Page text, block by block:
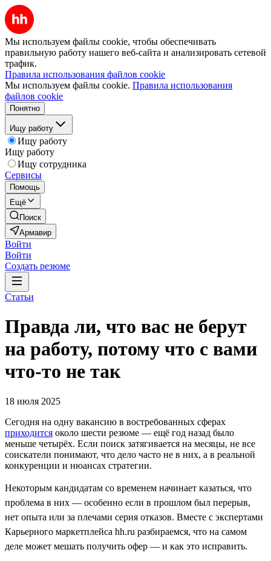
Мы используем файлы cookie, чтобы обеспечивать
правильную работу нашего веб-сайта и анализировать сетевой
трафик.
Правила использования файлов cookie
Мы используем файлы cookie. Правила использования
файлов cookie
Понятно
Ищу работу
Ищу работу
Ищу работу
Ищу сотрудника
Сервисы
Помощь
Ещё
Поиск
Армавир
Войти
Войти
Создать резюме
Статьи
Правда ли, что вас не берут
на работу, потому что с вами
что-то не так
18 июля 2025
Сегодня на одну вакансию в востребованных сферах
приходится около шести резюме — ещё год назад было
меньше четырёх. Если поиск затягивается на месяцы, не все
соискатели понимают, что дело часто не в них, а в реальной
конкуренции и нюансах стратегии.
Некоторым кандидатам со временем начинает казаться, что
проблема в них — особенно если в прошлом был перерыв,
нет опыта или за плечами серия отказов. Вместе с экспертами
Карьерного маркетплейса hh.ru разбираемся, что на самом
деле может мешать получить офер — и как это исправить.